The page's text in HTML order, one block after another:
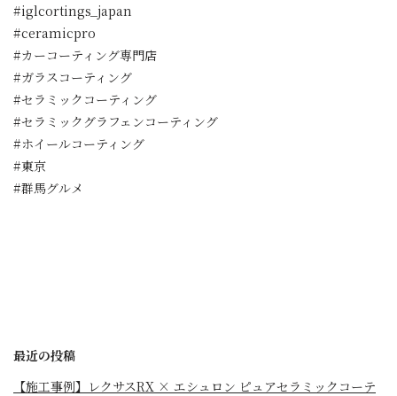
#iglcortings_japan
#ceramicpro
#カーコーティング専門店
#ガラスコーティング
#セラミックコーティング
#セラミックグラフェンコーティング
#ホイールコーティング
#東京
#群馬グルメ
最近の投稿
【施工事例】レクサスRX × エシュロン ピュアセラミックコーテ